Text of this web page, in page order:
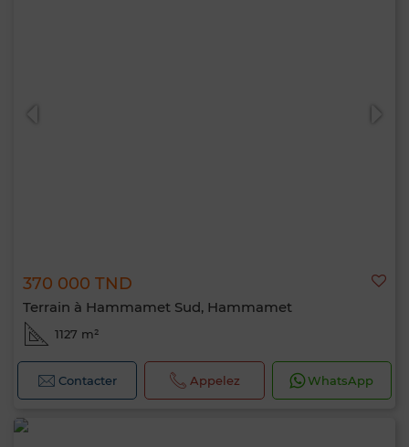
370 000 TND
Terrain à Hammamet Sud, Hammamet
1127 m²
Contacter Appelez WhatsApp